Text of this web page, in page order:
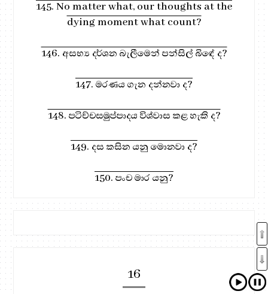
145. No matter what, our thoughts at the
dying moment what count?
146. අසභ්‍ය දර්ශන බැලීමෙන් පන්සිල් බිඳේ ද?
147. මරණය ගැන දන්නවා ද?
148. පටිච්චසමුප්පාදය විශ්වාස කළ හැකි ද?
149. දස කසින යනු මොනවා ද?
150. පංච මාර යනු?
16